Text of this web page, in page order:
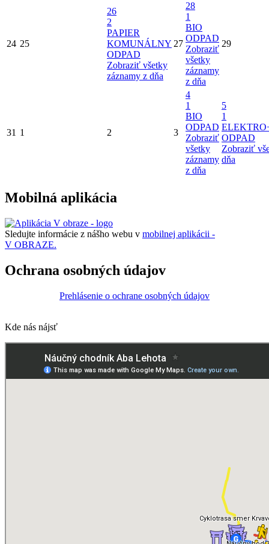
24 25
26
2
PAPIER
KOMUNÁLNY
ODPAD
Zobraziť všetky
záznamy z dňa
27
28
1
BIO
ODPAD
Zobraziť
všetky
záznamy
z dňa
29
31 1 2 3
4
1
BIO
ODPAD
Zobraziť
všetky
záznamy
z dňa
5
1
ODPAD
Zobraziť
dňa
Mobilná aplikácia
Sledujte informácie z nášho webu v mobilnej aplikácii -
V OBRAZE.
Ochrana osobných údajov
Prehlásenie o ochrane osobných údajov
Kde nás nájsť